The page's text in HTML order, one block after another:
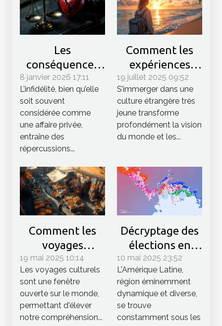
Les
conséquences
légales de
l'infidélité
expliquées
8 janvier 2026 17:11
L’infidélité, bien qu’elle
soit souvent
considérée comme
une affaire privée,
entraîne des
répercussions...
Comment les
expériences
précoces à
l'étranger
façonnent-elles
l'avenir des
jeunes ?
19 juillet 2025 09:52
S’immerger dans une
culture étrangère très
jeune transforme
profondément la vision
du monde et les...
Comment les
voyages
culturels
enrichissent
notre
compréhension
du monde
19 mai 2025 10:14
Les voyages culturels
sont une fenêtre
ouverte sur le monde,
permettant d'élever
notre compréhension...
Décryptage des
élections en
Amérique Latine
tendances et
impacts futurs
10 mai 2025 23:52
L'Amérique Latine,
région éminemment
dynamique et diverse,
se trouve
constamment sous les